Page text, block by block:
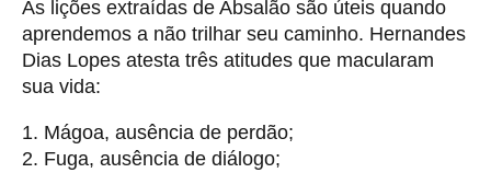
As lições extraídas de Absalão são úteis quando
aprendemos a não trilhar seu caminho. Hernandes
Dias Lopes atesta três atitudes que macularam
sua vida:
1. Mágoa, ausência de perdão;
2. Fuga, ausência de diálogo;